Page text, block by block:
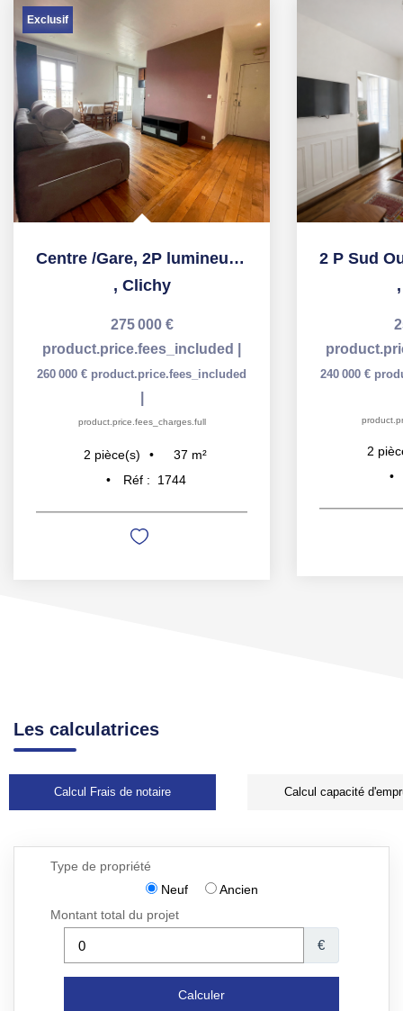
Exclusif
Centre /Gare, 2P lumineux et calme avec balcons!
, Clichy
275 000 €
product.price.fees_included
260 000 € product.price.fees_included
product.price.fees_charges.full
2 pièce(s) 37 m²
Réf :
1744
240 000 €
2
Les calculatrices
Calcul Frais de notaire Calcul capacité